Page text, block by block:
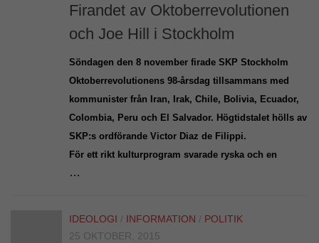
Firandet av Oktoberrevolutionen
och Joe Hill i Stockholm
Söndagen den 8 november firade SKP Stockholm
Oktoberrevolutionens 98-årsdag tillsammans med
kommunister från Iran, Irak, Chile, Bolivia, Ecuador,
Colombia, Peru och El Salvador. Högtidstalet hölls av
SKP:s ordförande Victor Diaz de Filippi.
För ett rikt kulturprogram svarade ryska och en
…
IDEOLOGI / INFORMATION / POLITIK
25 OKTOBER, 2015